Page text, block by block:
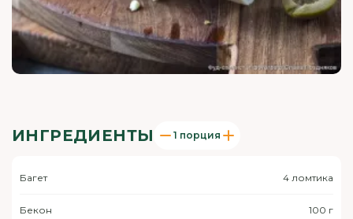
ИНГРЕДИЕНТЫ 1 порция
Багет 4 ломтика
Бекон 100 г